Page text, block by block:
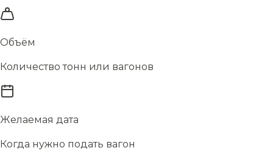
Объём
Количество тонн или вагонов
Желаемая дата
Когда нужно подать вагон